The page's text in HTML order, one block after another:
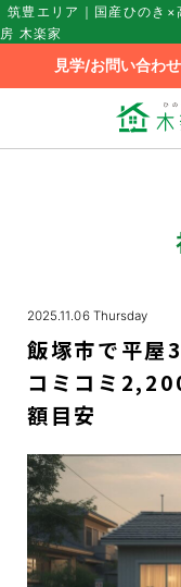
筑豊エリア｜国産ひのき
房 木楽家
見学/お問い合わせ
2025.11.06 Thursday
飯塚市で平屋
コミコミ
額目安